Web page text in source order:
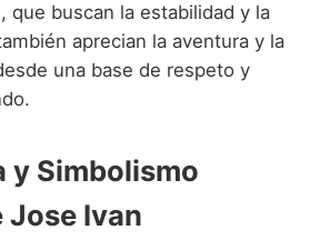
que buscan la estabilidad y la
aprecian la aventura y la
una base de respeto y
y Simbolismo
Jose Ivan